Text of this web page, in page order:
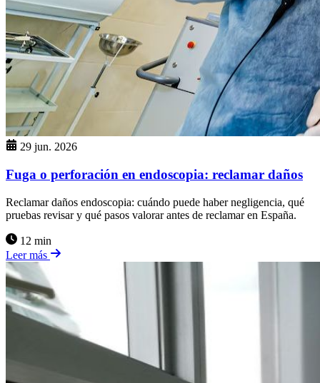
29 jun. 2026
Fuga o perforación en endoscopia: reclamar daños
Reclamar daños endoscopia: cuándo puede haber negligencia, qué
pruebas revisar y qué pasos valorar antes de reclamar en España.
12 min
Leer más